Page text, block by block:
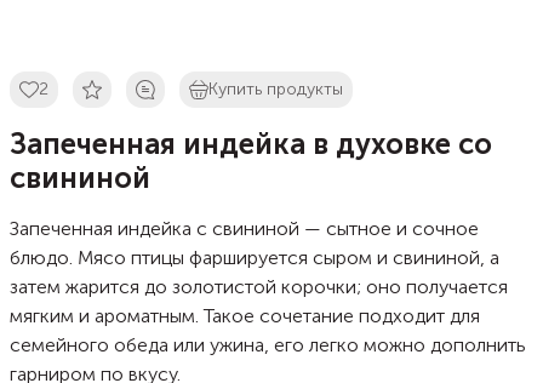
2 Купить продукты
Запеченная индейка в духовке со
свининой
Запеченная индейка с свининой — сытное и сочное
блюдо. Мясо птицы фаршируется сыром и свининой, а
затем жарится до золотистой корочки; оно получается
мягким и ароматным. Такое сочетание подходит для
семейного обеда или ужина, его легко можно дополнить
гарниром по вкусу.